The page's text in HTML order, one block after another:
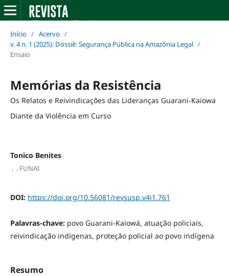
Início / Acervo /
v. 4 n. 1 (2025): Dossiê: Segurança Pública na Amazônia Legal /
Ensaio
Memórias da Resistência
Os Relatos e Reivindicações das Lideranças Guarani-Kaiowa
Diante da Violência em Curso
Tonico Benites
, , FUNAI
DOI: https://doi.org/10.56081/revsusp.v4i1.761
Palavras-chave: povo Guarani-Kaiowá, atuação policiais,
reivindicação indígenas, proteção policial ao povo indígena
Resumo